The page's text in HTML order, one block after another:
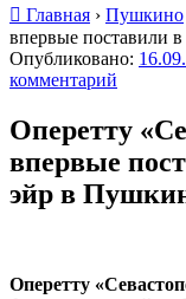
Главная › Пушкино
впервые поставили
Опубликовано:
комментарий
Оперетту
впервые
эйр в
Оперетту